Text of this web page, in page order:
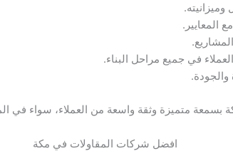
المعايير.
في جميع مراحل البناء.
والجودة.
متميزة وثقة واسعة من العملاء، سواء في
افضل شركات المقاولات في مكة